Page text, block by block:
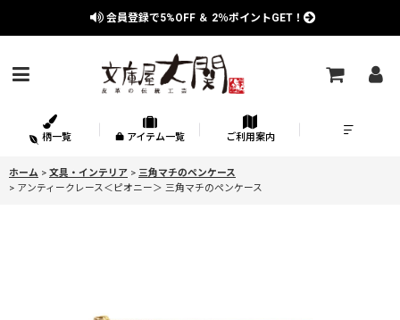
会員登録で5%OFF ＆ 2％ポイントGET！
柄一覧 アイテム一覧 ご利用案内
ホーム > 文具・インテリア > 三角マチのペンケース
> アンティークレース＜ピオニー＞ 三角マチのペンケース